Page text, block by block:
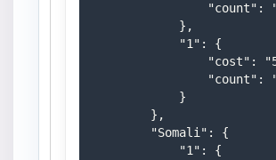
"count":
            },
            "1": {
"cost":
"count":
            }
        },
        "Somali": {
            "1": {